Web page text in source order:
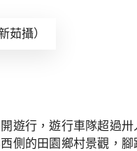
茹攝）
遊行，遊行車隊超過
側的田園鄉村景觀，